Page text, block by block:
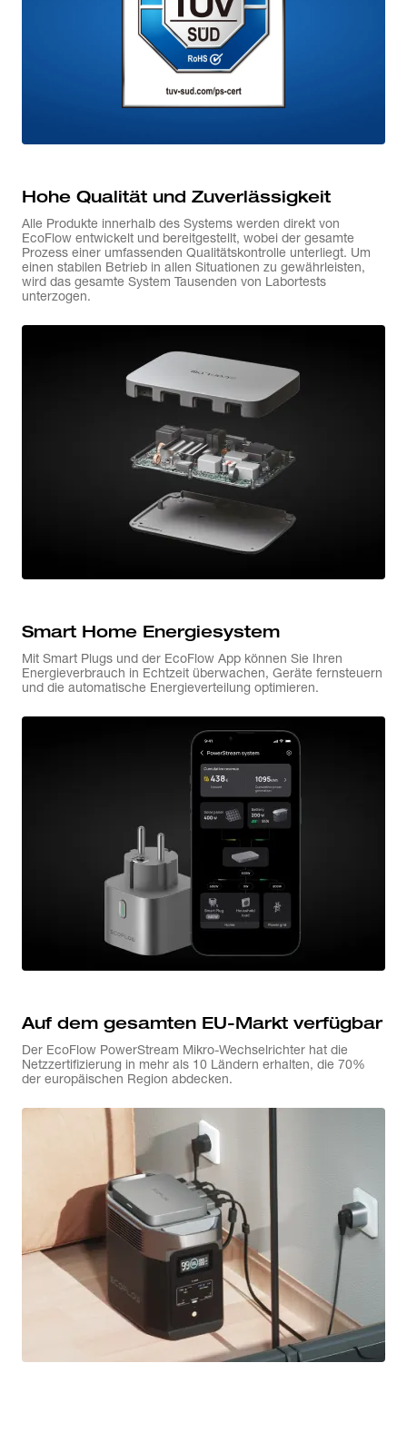
Hohe Qualität und Zuverlässigkeit
Alle Produkte innerhalb des Systems werden direkt von
EcoFlow entwickelt und bereitgestellt, wobei der gesamte
Prozess einer umfassenden Qualitätskontrolle unterliegt. Um
einen stabilen Betrieb in allen Situationen zu gewährleisten,
wird das gesamte System Tausenden von Labortests
unterzogen.
Smart Home Energiesystem
Mit Smart Plugs und der EcoFlow App können Sie Ihren
Energieverbrauch in Echtzeit überwachen, Geräte fernsteuern
und die automatische Energieverteilung optimieren.
Auf dem gesamten EU-Markt verfügbar
Der EcoFlow PowerStream Mikro-Wechselrichter hat die
Netzzertifizierung in mehr als 10 Ländern erhalten, die 70%
der europäischen Region abdecken.